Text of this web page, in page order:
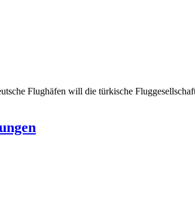
Flughäfen will die türkische